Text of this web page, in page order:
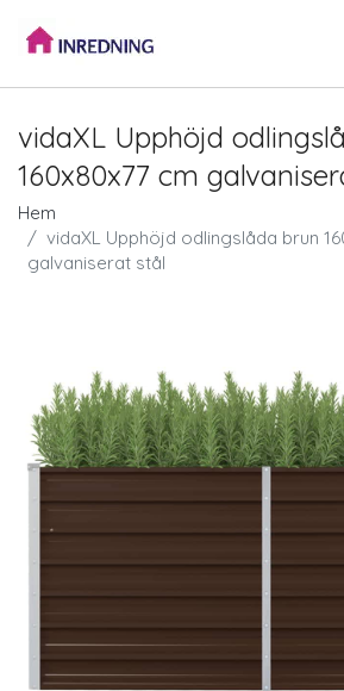
vidaXL Upphöjd
160x80x77 cm
Hem
vidaXL Upphöjd odlingslåda brun
galvaniserat stål